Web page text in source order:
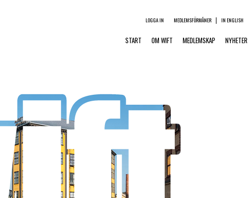
LOGGA IN MEDLEMSFÖRMÅNER IN ENGLISH
START OM WIFT MEDLEMSKAP NYHETER